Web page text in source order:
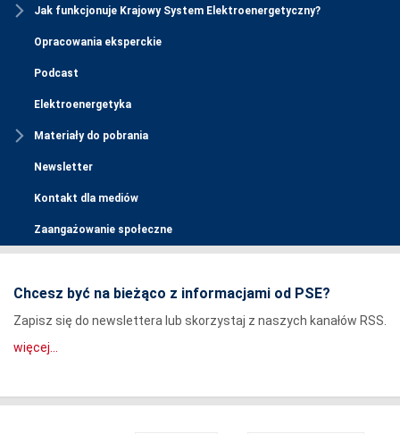
Jak funkcjonuje Krajowy System Elektroenergetyczny?
Opracowania eksperckie
Podcast
Elektroenergetyka
Materiały do pobrania
Newsletter
Kontakt dla mediów
Zaangażowanie społeczne
Chcesz być na bieżąco z informacjami od PSE?
Zapisz się do newslettera lub skorzystaj z naszych kanałów RSS.
więcej...